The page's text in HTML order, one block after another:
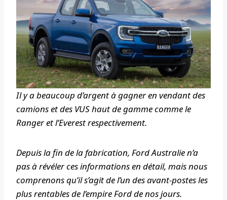
Il y a beaucoup d’argent à gagner en vendant des
camions et des VUS haut de gamme comme le
Ranger et l’Everest respectivement.
Depuis la fin de la fabrication, Ford Australie n’a
pas à révéler ces informations en détail, mais nous
comprenons qu’il s’agit de l’un des avant-postes les
plus rentables de l’empire Ford de nos jours.